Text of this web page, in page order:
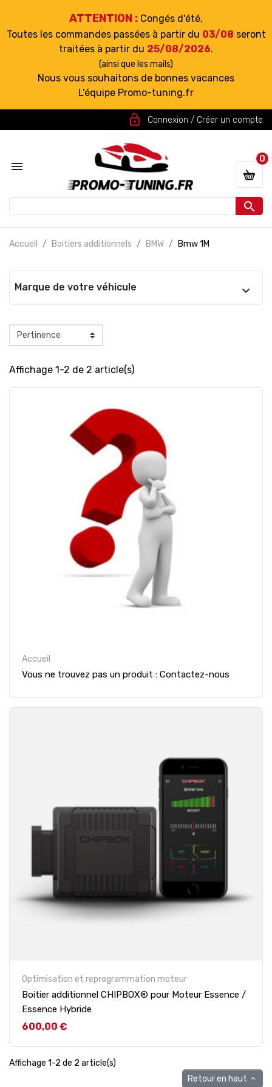
ATTENTION : Congés d'été,
Toutes les commandes passées à partir du 03/08 seront
traitées à partir du 25/08/2026.
(ainsi que les mails)
Nous vous souhaitons de bonnes vacances
L'équipe Promo-tuning.fr
lock_open Connexion / Créer un compte


0
Accueil Boitiers additionnels BMW Bmw 1M
Marque de votre véhicule
Affichage 1-2 de 2 article(s)
Accueil
Vous ne trouvez pas un produit : Contactez-nous
Optimisation et reprogrammation moteur
Boitier additionnel CHIPBOX® pour Moteur Essence /
Essence Hybride
Prix
600,00 €
Affichage 1-2 de 2 article(s)
Retour en haut 